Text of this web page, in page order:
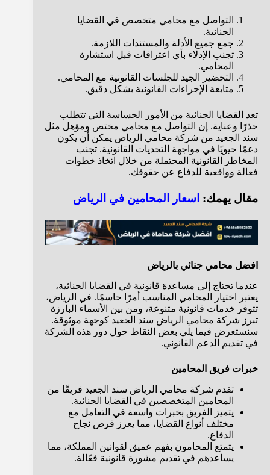
التواصل مع محامي متخصص في القضايا
الجنائية.
جمع جميع الأدلة والمستندات اللازمة.
تجنب الإدلاء بأي اعترافات قبل استشارة
المحامي.
التحضير الجيد للجلسات القانونية مع المحامي.
متابعة الإجراءات القانونية بشكل دقيق.
تعد القضايا الجنائية من الأمور الحساسة التي تتطلب
حذرًا وعناية. إن التواصل مع محامي مختص ومؤهل مثل
سند الجعيد من شركة محامي الرياض يمكن أن يكون
دعمًا حيويًا في مواجهة التحديات القانونية. تجنب
المخاطر القانونية المحتملة من خلال اتخاذ خطوات
فعالة وواقعية للدفاع عن حقوقك.
مقال يهمك: اسعار المحامين في الرياض
افضل محامي جنائي بالرياض
عندما تحتاج إلى مساعدة قانونية في القضايا الجنائية،
يعتبر اختيار المحامي المناسب أمرًا حاسمًا. في الرياض،
تتوفر خدمات قانونية متنوعة، ومن بين الأسماء البارزة
تبرز شركة محامي الرياض سند الجعيد كوجهة موثوقة.
سنستعرض فيما يلي بعض النقاط حول دور هذه الشركة
في تقديم الدعم القانوني.
خبرات فريق المحامين
تقدم شركة محامي الرياض سند الجعيد فريقًا من
المحامين المتخصصين في القضايا الجنائية.
يتميز الفريق بخبرات واسعة في التعامل مع
مختلف أنواع القضايا، مما يعزز فرص نجاح
الدفاع.
يتمتع المحامون بفهم عميق لقوانين المملكة، مما
يساعدهم في تقديم مشورة قانونية فعّالة.